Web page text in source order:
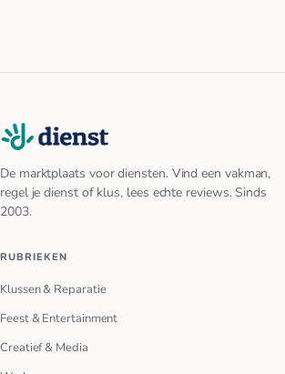
De marktplaats voor diensten. Vind een vakman,
regel je dienst of klus, lees echte reviews. Sinds
2003.
RUBRIEKEN
Klussen & Reparatie
Feest & Entertainment
Creatief & Media